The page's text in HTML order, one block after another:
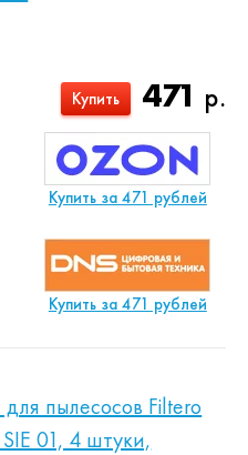
471 р.
Купить
Купить за 471 рублей
Купить за 471 рублей
пылесосов Filtero
01, 4 штуки,